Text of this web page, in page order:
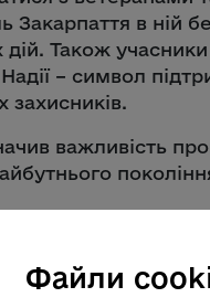
Закарпаття в ній
дій. Також
– символ
захисників.
важливість
і спрямування її
готові брати на
Файли